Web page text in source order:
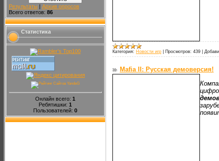
Результаты | Архив опросов
Всего ответов: 86
Статистика
Онлайн всего: 1
Ребятишки: 1
Пользователей: 0
Категория: Новости игр Просмотров: 439
Mafia II: Русская демоверсия!